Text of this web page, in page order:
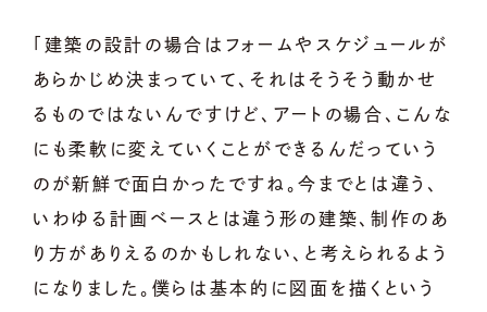
「建築の設計の場合はフォームやスケジュールが
あらかじめ決まっていて、それはそうそう動かせ
るものではないんですけど、アートの場合、こんな
にも柔軟に変えていくことができるんだっていう
のが新鮮で面白かったですね。今までとは違う、
いわゆる計画ベースとは違う形の建築、制作のあ
り方がありえるのかもしれない、と考えられるよう
になりました。僕らは基本的に図面を描くという